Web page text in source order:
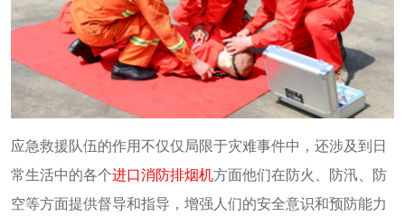
应急救援队伍的作用不仅仅局限于灾难事件中，还涉及到日
常生活中的各个进口消防排烟机方面他们在防火、防汛、防
空等方面提供督导和指导，增强人们的安全意识和预防能力